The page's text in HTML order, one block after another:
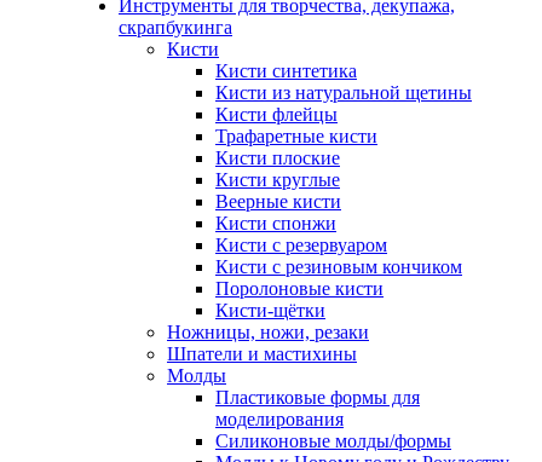
Инструменты для творчества, декупажа,
скрапбукинга
Кисти
Кисти синтетика
Кисти из натуральной щетины
Кисти флейцы
Трафаретные кисти
Кисти плоские
Кисти круглые
Веерные кисти
Кисти спонжи
Кисти с резервуаром
Кисти с резиновым кончиком
Поролоновые кисти
Кисти-щётки
Ножницы, ножи, резаки
Шпатели и мастихины
Молды
Пластиковые формы для
моделирования
Силиконовые молды/формы